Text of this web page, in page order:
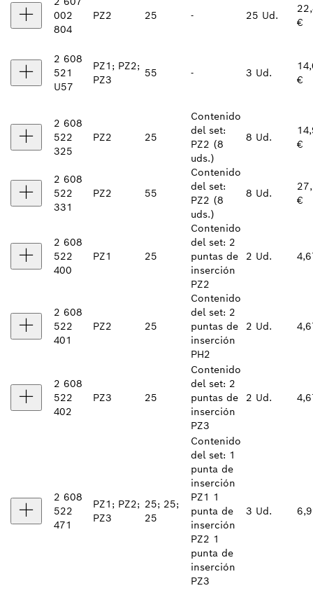
002
804
PZ2 25 - 25 Ud.
€
2 608
521
U57
PZ1; PZ2;
PZ3
55 - 3 Ud.
€
2 608
522
325
PZ2 25
Contenido
del set:
PZ2 (8
uds.)
8 Ud.
€
2 608
522
331
PZ2 55
Contenido
del set:
PZ2 (8
uds.)
8 Ud.
€
2 608
522
400
PZ1 25
Contenido
del set: 2
puntas de
inserción
PZ2
2 Ud.
2 608
522
401
PZ2 25
Contenido
del set: 2
puntas de
inserción
PH2
2 Ud.
2 608
522
402
PZ3 25
Contenido
del set: 2
puntas de
inserción
PZ3
2 Ud.
2 608
522
471
PZ1; PZ2;
PZ3
25; 25;
25
Contenido
del set: 1
punta de
inserción
PZ1 1
punta de
inserción
PZ2 1
punta de
inserción
PZ3
3 Ud.